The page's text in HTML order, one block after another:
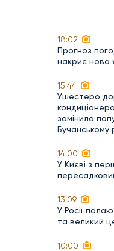
18:02
Прогноз
накриє нова
15:44
Ушестеро
замінила
Бучанському
14:00
У Києві з
13:09
У Росії
та великий
10:00